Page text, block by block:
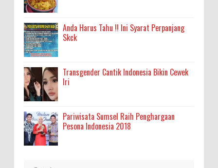
Anda Harus Tahu !! Ini Syarat Perpanjang
Skck
Transgender Cantik Indonesia Bikin Cewek
Iri
Pariwisata Sumsel Raih Penghargaan
Pesona Indonesia 2018